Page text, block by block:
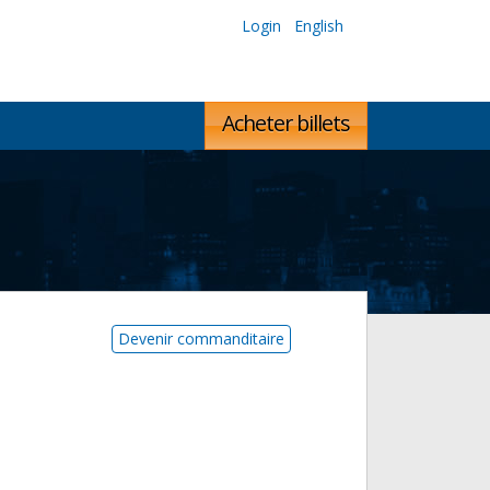
Login English
Acheter billets
Devenir commanditaire